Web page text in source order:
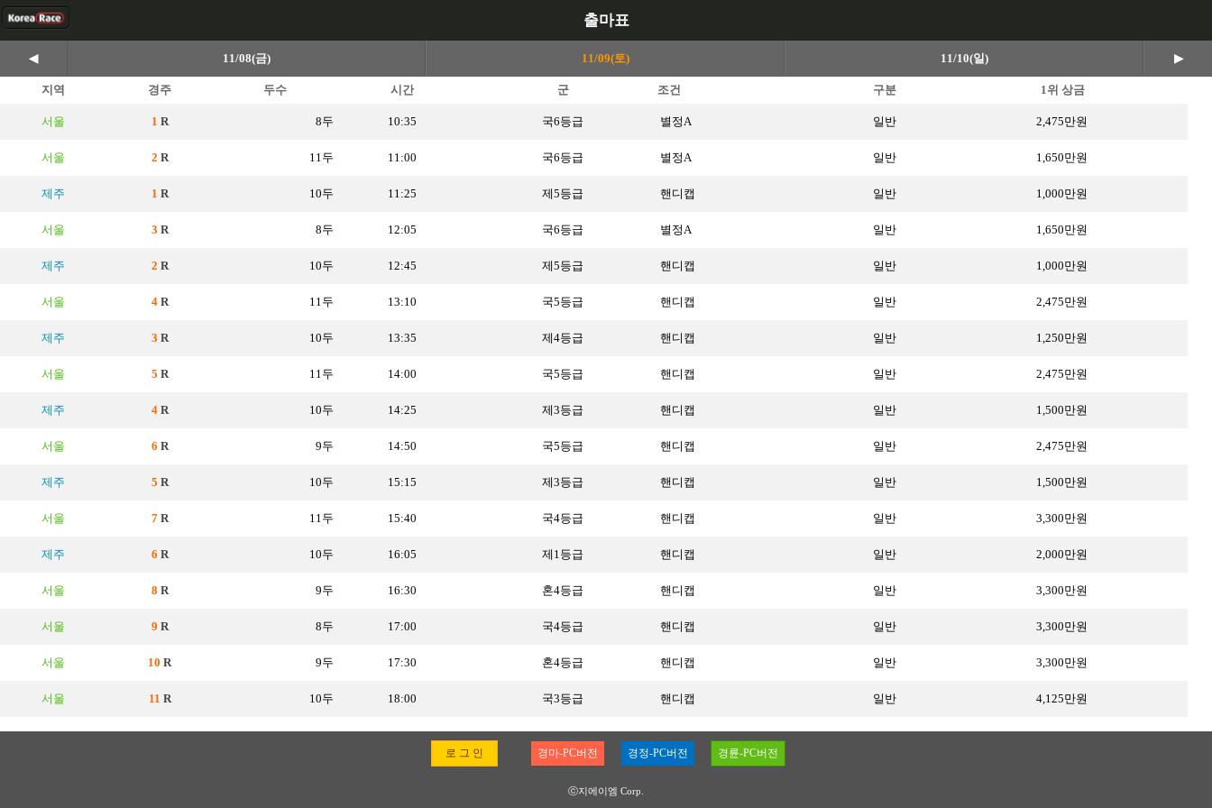
출마표
◀ 11/08(금) 11/09(토) 11/10(일) ▶
지역 경주 두수 시간 군 조건 구분 1위 상금
서울 1 R 8두 10:35 국6등급 별정A 일반 2,475만원
서울 2 R 11두 11:00 국6등급 별정A 일반 1,650만원
제주 1 R 10두 11:25 제5등급 핸디캡 일반 1,000만원
서울 3 R 8두 12:05 국6등급 별정A 일반 1,650만원
제주 2 R 10두 12:45 제5등급 핸디캡 일반 1,000만원
서울 4R 11두 13:10 국5등급 핸디캡 일반 2,475만원
제주 3 R 10두 13:35 제4등급 핸디캡 일반 1,250만원
서울 5 R 11두 14:00 국5등급 핸디캡 일반 2,475만원
제주 4R 10두 14:25 제3등급 핸디캡 일반 1,500만원
서울 6 R 9두 14:50 국5등급 핸디캡 일반 2,475만원
제주 5 R 10두 15:15 제3등급 핸디캡 일반 1,500만원
서울 7R 11두 15:40 국4등급 핸디캡 일반 3,300만원
제주 6 R 10두 16:05 제1등급 핸디캡 일반 2,000만원
서울 8 R 9두 16:30 혼4등급 핸디캡 일반 3,300만원
서울 9 R 8두 17:00 국4등급 핸디캡 일반 3,300만원
서울 10 R 9두 17:30 혼4등급 핸디캡 일반 3,300만원
서울 11 R 10두 18:00 국3등급 핸디캡 일반 4,125만원
로 그 인 경마-PC버전 경정-PC버전 경륜-PC버전
ⓒ지에이엠 Corp.